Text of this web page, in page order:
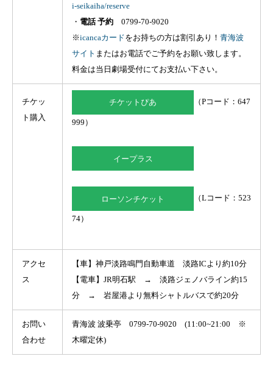
i-seikaiha/reserve
・ 電話 予約 0799-70-9020
※icancaカードをお持ちの方は割引あり！ 青海波
サイト またはお電話でご予約をお願い致します。
料金は当日劇場受付にてお支払い下さい。
チケッ
ト購入
チケットぴあ （Pコード：647
999）
イープラス
ローソンチケット （Lコード：523
74）
アクセ
ス
【車】神戸淡路鳴門自動車道 淡路ICより約10分
【電車】JR明石駅 → 淡路ジェノバライン約15
分 → 岩屋港より無料シャトルバスで約20分
お問い
合わせ
青海波 波乗亭 0799-70-9020 (11:00~21:00 ※
木曜定休)